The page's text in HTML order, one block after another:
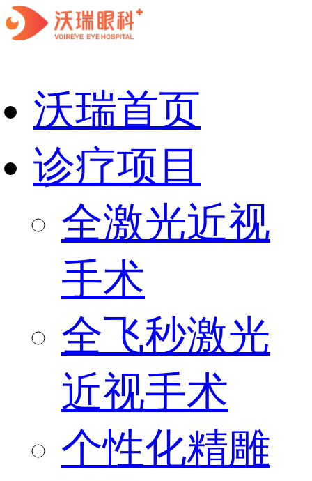
沃瑞首页
诊疗项目
全激光近视
手术
全飞秒激光
近视手术
个性化精雕